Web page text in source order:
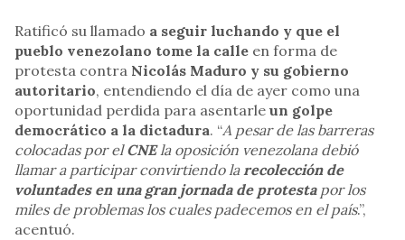
Ratificó su llamado a seguir luchando y que el
pueblo venezolano tome la calle en forma de
protesta contra Nicolás Maduro y su gobierno
autoritario, entendiendo el día de ayer como una
oportunidad perdida para asentarle un golpe
democrático a la dictadura. “A pesar de las barreras
colocadas por elCNEla oposición venezolana debió
llamar a participar convirtiendo larecolección de
voluntades en una gran jornada de protestapor los
miles de problemas los cuales padecemos en el país.”,
acentuó.